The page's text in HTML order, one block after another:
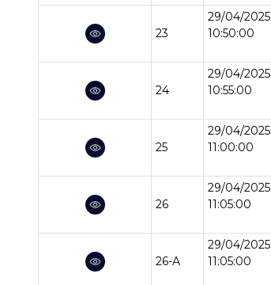
23
29/04/2025
10:50:00
24
29/04/2025
10:55:00
25
29/04/2025
11:00:00
26
29/04/2025
11:05:00
26-A
29/04/2025
11:05:00